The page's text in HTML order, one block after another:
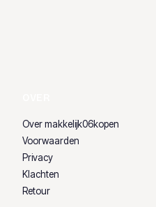
Over makkelijk06kopen
Voorwaarden
Privacy
Klachten
Retour